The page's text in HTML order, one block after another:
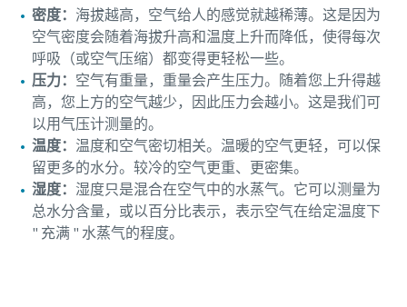
密度： 海拔越高，空气给人的感觉就越稀薄。这是因为
空气密度会随着海拔升高和温度上升而降低，使得每次
呼吸（或空气压缩）都变得更轻松一些。
压力： 空气有重量，重量会产生压力。随着您上升得越
高，您上方的空气越少，因此压力会越小。这是我们可
以用气压计测量的。
温度： 温度和空气密切相关。温暖的空气更轻，可以保
留更多的水分。较冷的空气更重、更密集。
湿度： 湿度只是混合在空气中的水蒸气。它可以测量为
总水分含量，或以百分比表示，表示空气在给定温度下
" 充满 " 水蒸气的程度。